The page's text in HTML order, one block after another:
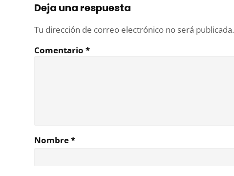
Deja una respuesta
Tu dirección de correo electrónico no será publicada.
Comentario *
Nombre*